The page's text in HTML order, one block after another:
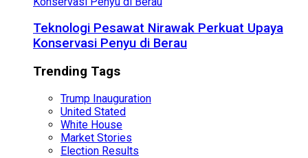
Teknologi Pesawat Nirawak Perkuat Upaya
Konservasi Penyu di Berau
Trending Tags
Trump Inauguration
United Stated
White House
Market Stories
Election Results